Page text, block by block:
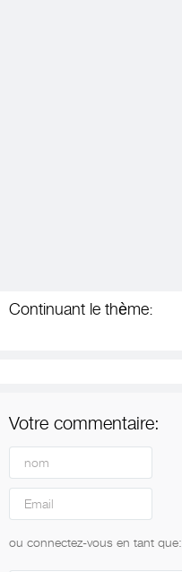
Continuant le thème:
Votre commentaire:
ou connectez-vous en tant que: